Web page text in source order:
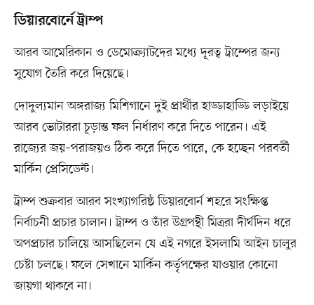
ডিয়ারবোর্নে ট্রাম্প
আরব আমেরিকান ও ডেমোক্র্যাটদের মধ্যে দূরত্ব ট্রাম্পের জন্য
সুযোগ তৈরি করে দিয়েছে।
দোদুল্যমান অঙ্গরাজ্য মিশিগানে দুই প্রার্থীর হাড্ডাহাড্ডি লড়াইয়ে
আরব ভোটাররা চূড়ান্ত ফল নির্ধারণ করে দিতে পারেন। এই
রাজ্যের জয়–পরাজয়ও ঠিক করে দিতে পারে, কে হচ্ছেন পরবর্তী
মার্কিন প্রেসিডেন্ট।
ট্রাম্প শুক্রবার আরব সংখ্যাগরিষ্ঠ ডিয়ারবোর্ন শহরে সংক্ষিপ্ত
নির্বাচনী প্রচার চালান। ট্রাম্প ও তাঁর উগ্রপন্থী মিত্ররা দীর্ঘদিন ধরে
অপপ্রচার চালিয়ে আসছিলেন যে এই নগরে ইসলামি আইন চালুর
চেষ্টা চলছে। ফলে সেখানে মার্কিন কর্তৃপক্ষের যাওয়ার কোনো
জায়গা থাকবে না।